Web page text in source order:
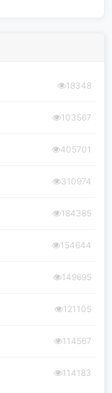
18348
103567
405701
310974
184385
154644
149695
121105
114567
114183